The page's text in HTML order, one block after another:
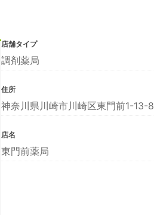
店舗タイプ
調剤薬局
住所
神奈川県川崎市川崎区東門前1-13-8
店名
東門前薬局